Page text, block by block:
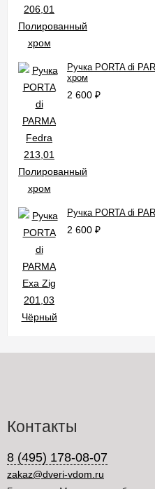
Ручка PORTA di
хром
2 600 ₽
Ручка PORTA di
2 600 ₽
Контакты
8 (495) 178-08-07
zakaz@dveri-vdom.ru